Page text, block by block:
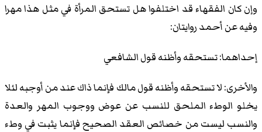
وإن كان الفقهاء قد اختلفوا هل تستحق المرأة في مثل هذا مهرا
وفيه عن أحمد روايتان:
إحداهما: تستحقه وأظنه قول الشافعي
والأخرى: لا تستحقه وأظنه قول مالك فإنما ذاك عند من أوجبه لئلا
يخلو الوطء الملحق للنسب عن عوض ووجوب المهر والعدة
والنسب ليست من خصائص العقد الصحيح فإنما يثبت في وطء